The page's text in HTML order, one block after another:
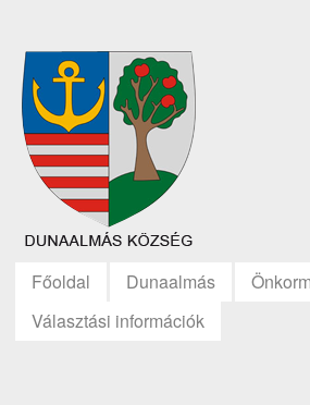
Főoldal Dunaalmás
Választási információk